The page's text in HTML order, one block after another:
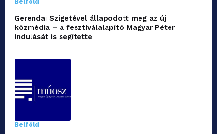
Belföld
Gerendai Szigetével állapodott meg az új
közmédia – a fesztiválalapító Magyar Péter
indulását is segítette
Belföld